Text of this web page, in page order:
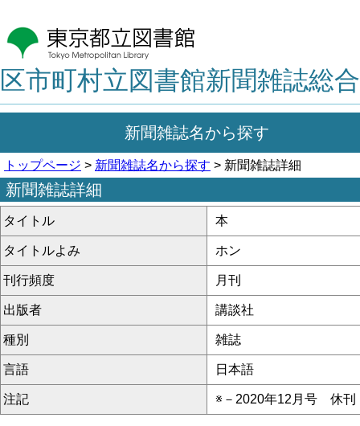
区市町村立図書館新聞雑誌総
新聞雑誌名から探す
トップページ > 新聞雑誌名から探す > 新聞雑誌詳細
新聞雑誌詳細
タイトル 本
タイトルよみ ホン
刊行頻度 月刊
出版者 講談社
種別 雑誌
言語 日本語
注記 ※－2020年12月号 休刊